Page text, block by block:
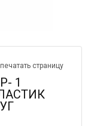
страницу
1